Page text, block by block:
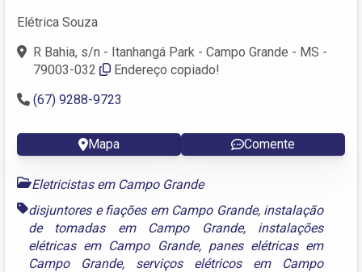
Elétrica Souza
R Bahia, s/n - Itanhangá Park - Campo Grande - MS -
79003-032
Endereço copiado!
(67) 9288-9723
Mapa Comente
Eletricistas em Campo Grande
disjuntores e fiações em Campo Grande, instalação
de tomadas em Campo Grande, instalações
elétricas em Campo Grande, panes elétricas em
Campo Grande, serviços elétricos em Campo